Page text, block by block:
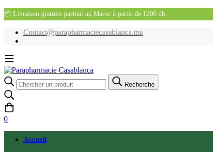
📦 Livraison gratuite partout au Maroc à partir de 1200 dh
Contact@parapharmaciecasablanca.ma
Recherche
pour:
Recherche
0
Accueil